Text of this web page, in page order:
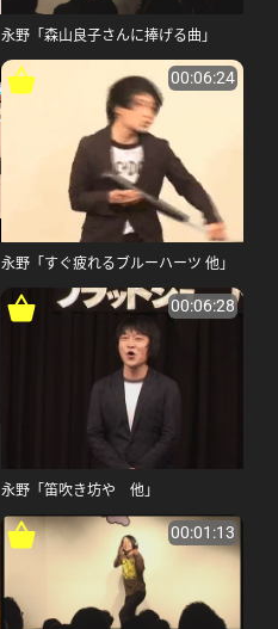
永野「森山良子さんに捧げる曲」
00:06:24
永野「すぐ疲れるブルーハーツ 他」
00:06:28
永野「笛吹き坊や 他」
00:01:13